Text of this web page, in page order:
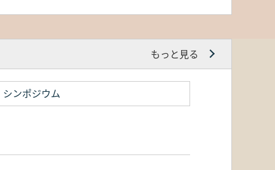
もっと見る
シンポジウム